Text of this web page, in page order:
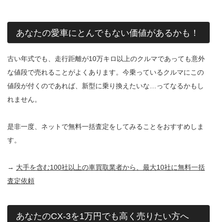
あなたの愛車にとんでもない価値があるかも！
古い年式でも、走行距離が10万キロ以上のクルマであっても意外
な値段で売れることがよくあります。今乗っているクルマにこの
値段が付くのであれば、新型に乗り換えたいな…ってなるかもし
れません。
是非一度、ネットで無料一括査定をしてみることをおすすめしま
す。
→ 大手を含む100社以上の車買取業者から、最大10社に無料一括
査定依頼
あなたのCX-3を1万円でも高く売りたい方へ